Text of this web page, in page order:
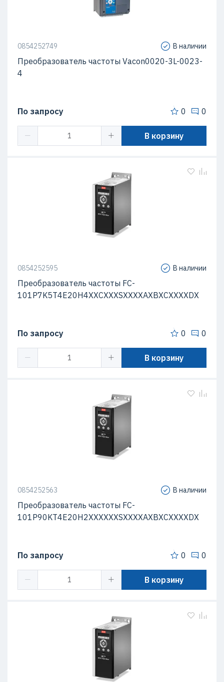
0854252749 В наличии
Преобразователь частоты Vacon0020-3L-0023-
4
По запросу 0 0
В корзину
0854252595 В наличии
Преобразователь частоты FC-
101P7K5T4E20H4XXCXXXSXXXXAXBXCXXXXDX
По запросу 0 0
В корзину
0854252563 В наличии
Преобразователь частоты FC-
101P90KT4E20H2XXXXXXSXXXXAXBXCXXXXDX
По запросу 0 0
В корзину